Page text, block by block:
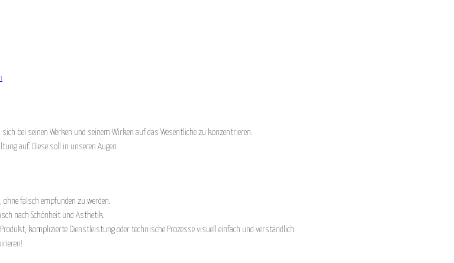
bei seinen Werken und seinem Wirken auf das Wesentliche zu konzentrieren.
auf. Diese soll in unseren Augen
falsch empfunden zu werden.
nach Schönheit und Ästhetik.
komplizierte Dienstleistung oder technische Prozesse visuell einfach und verständlich